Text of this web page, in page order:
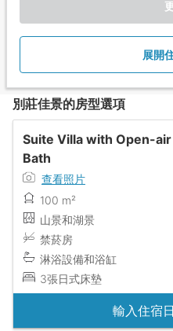
展開
別莊佳景的房型選項
Suite Villa with Open-
Bath
查看照片
100 m²
山景和湖景
禁菸房
淋浴設備和浴缸
3張日式床墊
輸入住宿